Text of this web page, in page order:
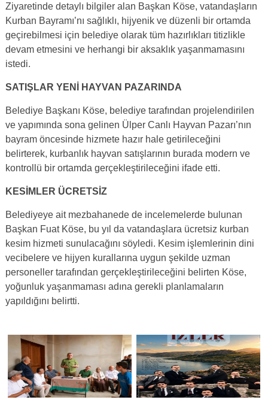
Ziyaretinde detaylı bilgiler alan Başkan Köse, vatandaşların
Kurban Bayramı’nı sağlıklı, hijyenik ve düzenli bir ortamda
geçirebilmesi için belediye olarak tüm hazırlıkları titizlikle
devam etmesini ve herhangi bir aksaklık yaşanmamasını
istedi.
SATIŞLAR YENİ HAYVAN PAZARINDA
Belediye Başkanı Köse, belediye tarafından projelendirilen
ve yapımında sona gelinen Ülper Canlı Hayvan Pazarı’nın
bayram öncesinde hizmete hazır hale getirileceğini
belirterek, kurbanlık hayvan satışlarının burada modern ve
kontrollü bir ortamda gerçekleştirileceğini ifade etti.
KESİMLER ÜCRETSİZ
Belediyeye ait mezbahanede de incelemelerde bulunan
Başkan Fuat Köse, bu yıl da vatandaşlara ücretsiz kurban
kesim hizmeti sunulacağını söyledi. Kesim işlemlerinin dini
vecibelere ve hijyen kurallarına uygun şekilde uzman
personeller tarafından gerçekleştirileceğini belirten Köse,
yoğunluk yaşanmaması adına gerekli planlamaların
yapıldığını belirtti.